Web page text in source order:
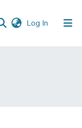
Log In (current)